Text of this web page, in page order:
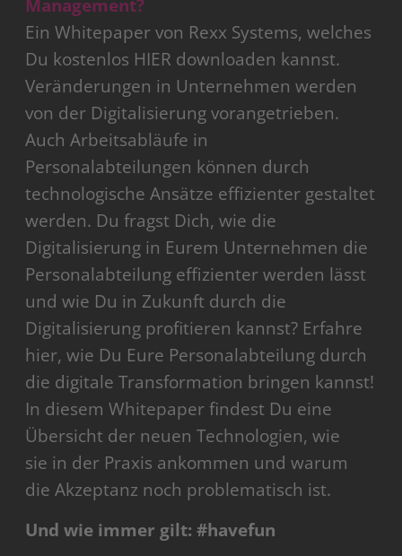
Management?
Ein Whitepaper von Rexx Systems, welches
Du kostenlos HIER downloaden kannst.
Veränderungen in Unternehmen werden
von der Digitalisierung vorangetrieben.
Auch Arbeitsabläufe in
Personalabteilungen können durch
technologische Ansätze effizienter gestaltet
werden. Du fragst Dich, wie die
Digitalisierung in Eurem Unternehmen die
Personalabteilung effizienter werden lässt
und wie Du in Zukunft durch die
Digitalisierung profitieren kannst? Erfahre
hier, wie Du Eure Personalabteilung durch
die digitale Transformation bringen kannst!
In diesem Whitepaper findest Du eine
Übersicht der neuen Technologien, wie
sie in der Praxis ankommen und warum
die Akzeptanz noch problematisch ist.
Und wie immer gilt: #havefun